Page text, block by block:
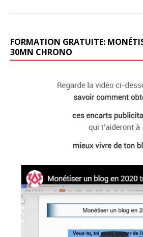
FORMATION GRATUITE:
30MN CHRONO